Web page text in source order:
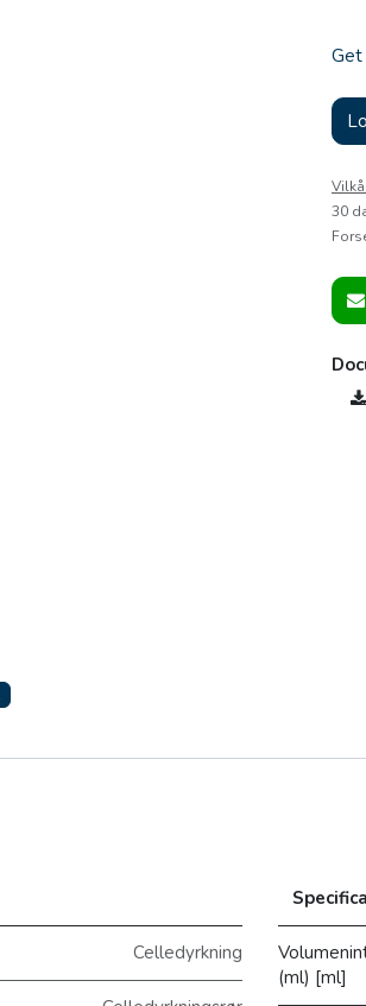
Get
30
Celledyrkning
(ml) [ml]